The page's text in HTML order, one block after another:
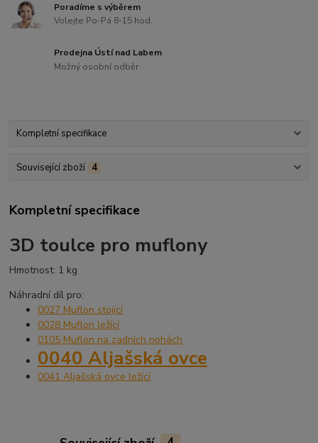
Poradíme s výběrem
Volejte Po-Pá 8-15 hod.
Prodejna Ústí nad Labem
Možný osobní odběr
Kompletní specifikace
Související zboží 4
Kompletní specifikace
3D toulce pro muflony
Hmotnost: 1 kg
Náhradní díl pro:
0027 Muflon stojící
0028 Muflon ležící
0105 Muflon na zadních nohách
0040 Aljašská ovce
0041 Aljašská ovce ležící